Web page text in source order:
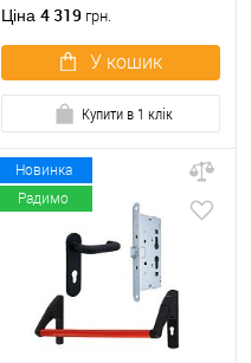
Ціна 4 319 грн.
У кошик
Купити в 1 клік
Новинка
Радимо